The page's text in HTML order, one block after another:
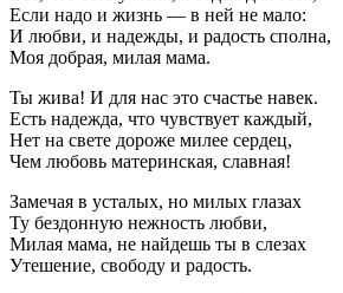
Если надо и жизнь — в ней не мало:
И любви, и надежды, и радость сполна,
Моя добрая, милая мама.
Ты жива! И для нас это счастье навек.
Есть надежда, что чувствует каждый,
Нет на свете дороже милее сердец,
Чем любовь материнская, славная!
Замечая в усталых, но милых глазах
Ту бездонную нежность любви,
Милая мама, не найдешь ты в слезах
Утешение, свободу и радость.